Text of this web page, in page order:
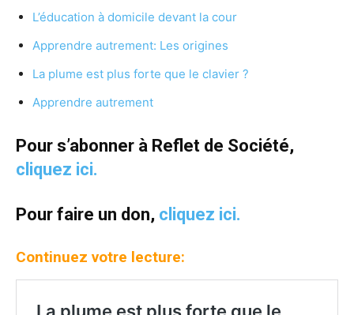
L’éducation à domicile devant la cour
Apprendre autrement: Les origines
La plume est plus forte que le clavier ?
Apprendre autrement
Pour s’abonner à Reflet de Société,
cliquez ici.
Pour faire un don, cliquez ici.
Continuez votre lecture: